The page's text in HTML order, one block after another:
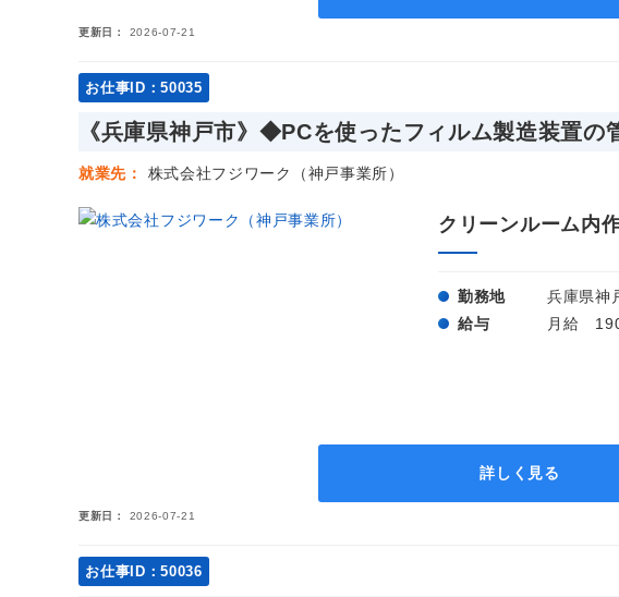
更新日 2026-07-21
お仕事ID：50035
《兵庫県神戸市》◆PCを使ったフィルム製造装置
就業先 株式会社フジワーク（神戸事業所）
クリーンルーム内
勤務地 兵庫県神
給与
月給
詳しく見る
更新日 2026-07-21
お仕事ID：50036